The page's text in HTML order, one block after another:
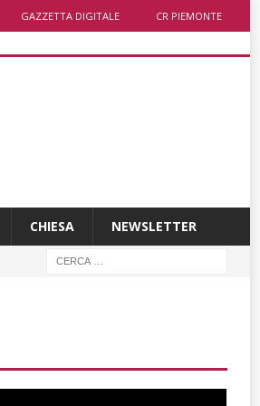
GAZZETTA DIGITALE CR PIEMONTE
CHIESA NEWSLETTER